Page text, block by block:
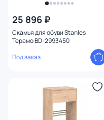
25 896 ₽
Скамья для обуви Stanles
Терамо BD-2993450
Под заказ